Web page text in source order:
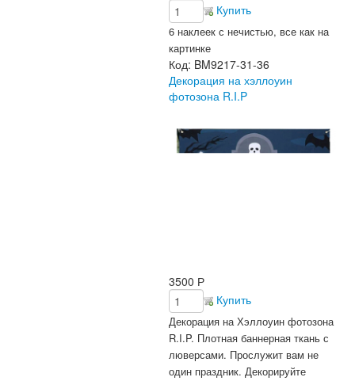
Купить
6 наклеек с нечистью, все как на
картинке
Код: BM9217-31-36
Декорация на хэллоуин
фотозона R.I.P
3500 Р
Купить
Декорация на Хэллоуин фотозона
R.I.P. Плотная баннерная ткань с
люверсами. Прослужит вам не
один праздник. Декорируйте